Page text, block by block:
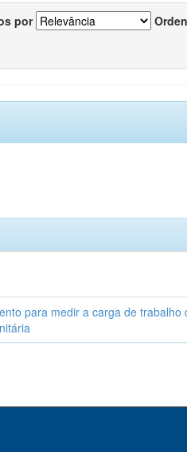
por
para medir a carga de trabalho